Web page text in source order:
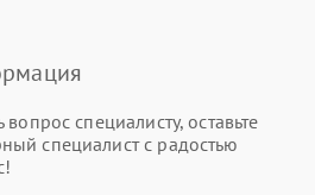
вопрос специалисту, оставьте
специалист с радостью